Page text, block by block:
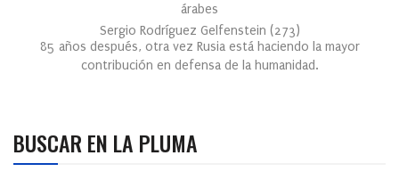
árabes
Sergio Rodríguez Gelfenstein (273)
85 años después, otra vez Rusia está haciendo la mayor
contribución en defensa de la humanidad.
BUSCAR EN LA PLUMA